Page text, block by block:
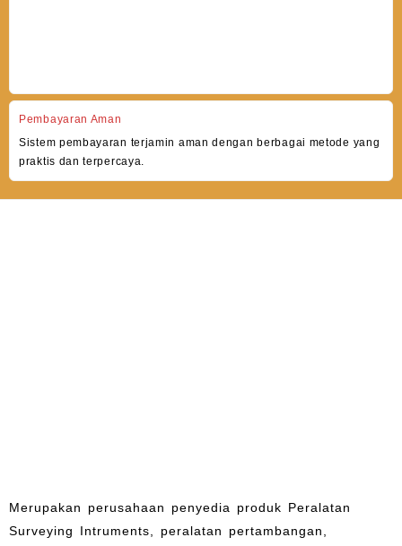
Pembayaran Aman
Sistem pembayaran terjamin aman dengan berbagai metode yang
praktis dan terpercaya.
Merupakan perusahaan penyedia produk Peralatan
Surveying Intruments, peralatan pertambangan,